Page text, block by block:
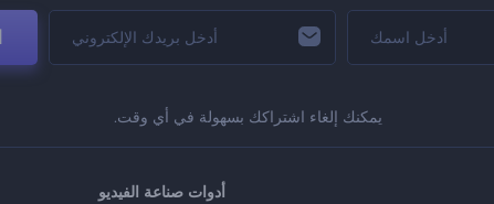
يمكنك إلغاء اشتراكك بسهولة في أي وقت.
أدوات صناعة الفيديو